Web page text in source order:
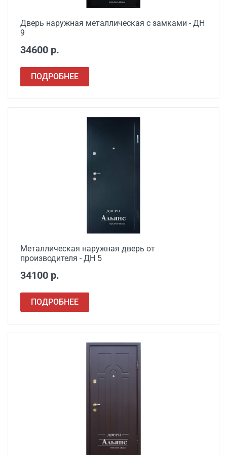
Дверь наружная металлическая с замками - ДН
9
34600 р.
ПОДРОБНЕЕ
Металлическая наружная дверь от
производителя - ДН 5
34100 р.
ПОДРОБНЕЕ